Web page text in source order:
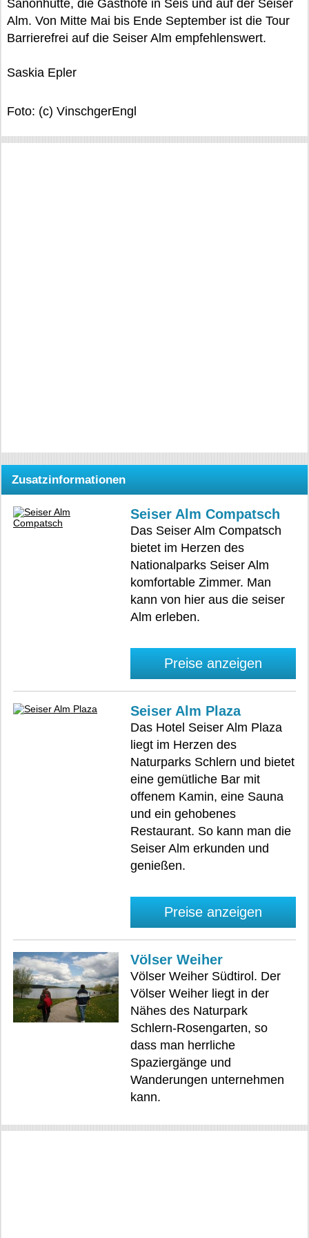
Sanonhütte, die Gasthöfe in Seis und auf der Seiser
Alm. Von Mitte Mai bis Ende September ist die Tour
Barrierefrei auf die Seiser Alm empfehlenswert.
Saskia Epler
Foto: (c) VinschgerEngl
Zusatzinformationen
Seiser Alm Compatsch
Das Seiser Alm Compatsch
bietet im Herzen des
Nationalparks Seiser Alm
komfortable Zimmer. Man
kann von hier aus die seiser
Alm erleben.
Preise anzeigen
Seiser Alm Plaza
Das Hotel Seiser Alm Plaza
liegt im Herzen des
Naturparks Schlern und bietet
eine gemütliche Bar mit
offenem Kamin, eine Sauna
und ein gehobenes
Restaurant. So kann man die
Seiser Alm erkunden und
genießen.
Preise anzeigen
Völser Weiher
Völser Weiher Südtirol. Der
Völser Weiher liegt in der
Nähes des Naturpark
Schlern-Rosengarten, so
dass man herrliche
Spaziergänge und
Wanderungen unternehmen
kann.